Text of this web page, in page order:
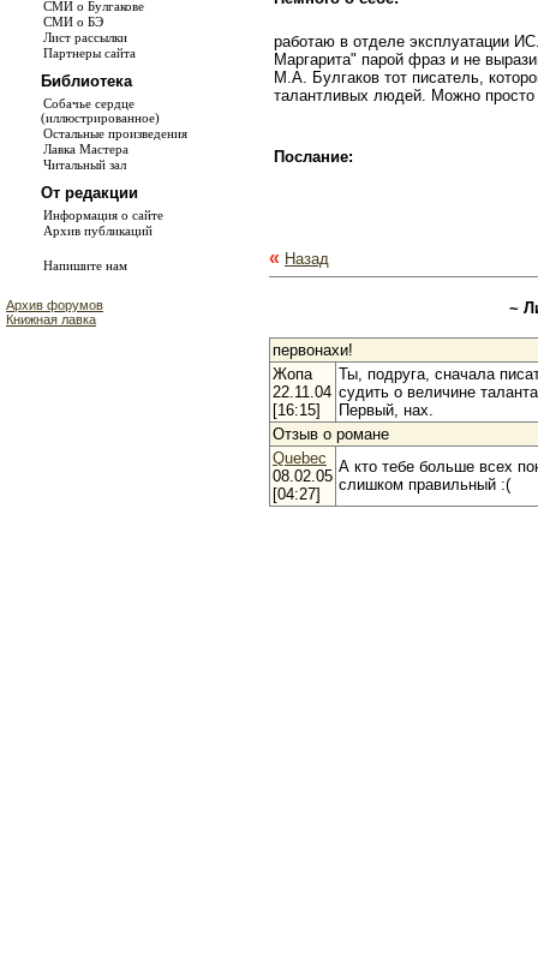
СМИ о Булгакове
СМИ о БЭ
Лист рассылки
Партнеры сайта
Библиотека
Собачье сердце
(иллюстрированное)
Остальные произведения
Лавка Мастера
Читальный зал
От редакции
Информация о сайте
Архив публикаций
Напишите нам
Архив форумов
Книжная лавка
работаю в отделе эксплуатации
Маргарита" парой фраз и не
М.А. Булгаков тот писатель,
талантливых людей. Можно
Послание:
« Назад
~
первонахи!
Жопа
22.11.04
[16:15]
Ты, подруга, сначала
судить о величине
Первый, нах.
Отзыв о романе
Quebec
08.02.05
[04:27]
А кто тебе больше всех
слишком правильный :(